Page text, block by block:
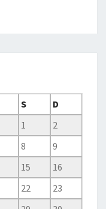
S
D
1
2
8
9
15
16
22
23